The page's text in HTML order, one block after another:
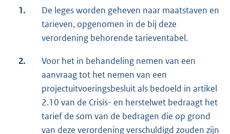
1.
De leges worden geheven naar maatstaven en
tarieven, opgenomen in de bij deze
verordening behorende tarieventabel.
2.
Voor het in behandeling nemen van een
aanvraag tot het nemen van een
projectuitvoeringsbesluit als bedoeld in artikel
2.10 van de Crisis- en herstelwet bedraagt het
tarief de som van de bedragen die op grond
van deze verordening verschuldigd zouden zijn